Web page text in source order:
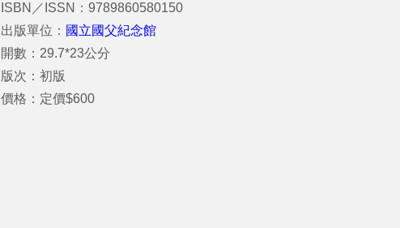
ISBN／ISSN：9789860580150
出版單位： 國立國父紀念館
開數：29.7*23公分
版次：初版
價格：定價$600